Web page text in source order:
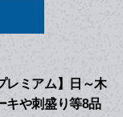
レミアム】日～木
キや刺盛り等8品